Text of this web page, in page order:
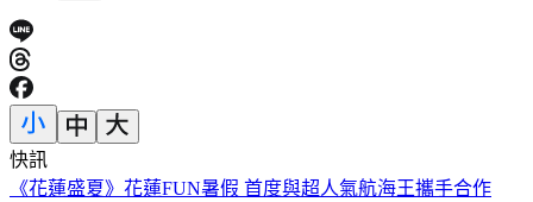
快訊
台股盤中／漲逾900點收復45K 台達電、南亞科、華邦電漲